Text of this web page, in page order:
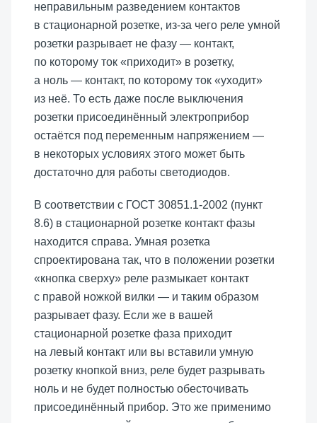
неправильным разведением контактов
в стационарной розетке, из-за чего реле умной
розетки разрывает не фазу — контакт,
по которому ток «приходит» в розетку,
а ноль — контакт, по которому ток «уходит»
из неё. То есть даже после выключения
розетки присоединённый электроприбор
остаётся под переменным напряжением —
в некоторых условиях этого может быть
достаточно для работы светодиодов.
В соответствии с ГОСТ 30851.1-2002 (пункт
8.6) в стационарной розетке контакт фазы
находится справа. Умная розетка
спроектирована так, что в положении розетки
«кнопка сверху» реле размыкает контакт
с правой ножкой вилки — и таким образом
разрывает фазу. Если же в вашей
стационарной розетке фаза приходит
на левый контакт или вы вставили умную
розетку кнопкой вниз, реле будет разрывать
ноль и не будет полностью обесточивать
присоединённый прибор. Это же применимо